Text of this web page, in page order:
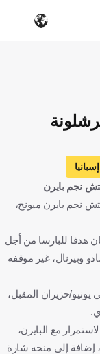
إسبانيا
الإنتقالات
نجم بايرن
نجم بايرن ميونخ،
هدفا للبارسا من أجل
وبيرنال، غير موقفه
حزيران المقبل،
مع البايرن،
إضافة إلى منحه شارة